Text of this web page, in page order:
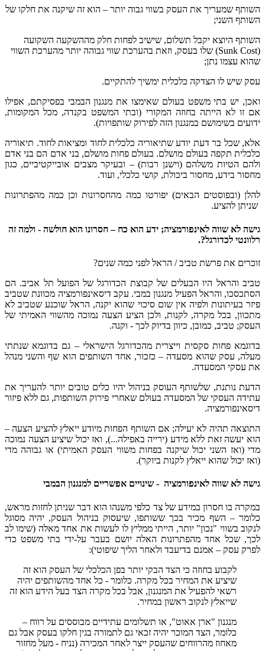
השותף שמעריך את העסק בשווי גבוה יותר – הוא זה שיקנה את חלקו של
השותף השני;
השותף היוצא יקבל תשלום, שישיב לפחות חלק מההשקעה השקועה
(Sunk Cost) שלו בעסק, וזאת בהערכת שווי גבוהה יותר מהערכת השווי
שהוא עצמו נתן;
עסק שיש לו הצדקה כלכלית ימשיך להתקיים.
ואכן, יש בתי משפט בעולם שאימצו את מנגנון הבמבי בפסיקתם, אפילו
אם זו לא הייתה בחוזה המקורי (ובתי המשפט בקנדה, מכל המקומות,
ידועים בשימושם במנגנון הזה לפירוק שותפויות).
אלא, שכל בר דעת יודע שתיאוריה כלכלית לחוד ומציאות לחוד. תיאוריה
כלכלית תקפה בעולם מושלם. בעולם פחות מושלם, בני אדם הם בני אדם
ולהם הטיות משלהם (וישנן רבות) – ובעיקר מצבים אובייקטיביים, כגון
מחסור בידע, מחסור ביכולת, קושי כלכלי, ועוד.
להלן (ובפוסטים הבאים) יפורטו כמה מהחסרונות וכן כמה מהפתרונות
שניתן להציע.
גישה לא שווה לאינפורמציה; ידע הוא כח – חסרונו הוא חולשה - ולמה זה
רלוונטי לכדורגל?.
זוכרים את פרשת טביב / הראל לפני כמה שנים?
טביב והראל היו הבעלים של קבוצת הכדורגל של הפועל תל אביב. הם
הסתכסכו, והראל הפעיל מנגנון במבי. עקב דיסאינפורמציה מכוונת שטביב
פיזר בעיתונות ולפיה אין שום סיכוי שהוא יקנה, הראל שוכנע שטביב לא
מתכוון, בכל מקרה, לקנות, ולכן הציע הצעה נמוכה מהשווי האמיתי של
העסק; טביב, כמובן, כיוון בדיוק לכך - וקנה.
בדוגמא פחות סקסית וייצרית מהכדורגל הישראלי – גם בדוגמא שנתתי
מעלה, עסק שהוא מסעדה – כזכור, אחד השותפים הוא שף והשני מנהל
את עסקי המסעדה.
הדעת נותנת, שלשותף העוסק בניהול יהיו כלים טובים יותר להעריך את
עתידה העסקי של המסעדה בעולם שאחרי פירוק השותפות, גם ללא פיזור
דיסאינפורמציה.
התוצאה תהיה לא יעילה; אם השותף הפחות מיודע ייאלץ להציע הצעה –
הוא יעשה זאת ללא מידע (ירייה באפילה...), ואז יכול שיציע הצעה נמוכה
מדי (ואז השני יכול שיקנה בפחות משווי העסק האמיתי) או גבוהה מדי
(ואז יכול שהוא ייאלץ לקנות ביוקר).
גישה לא שווה לאינפורמציה - שינויים אפשריים למנגנון הבמבי
במקרה בו חסרון במידע של צד כלפי משנהו הוא דבר שניתן לחזות מראש,
כלומר – השף מכיר בכך ששותפו, שיעסוק בניהול העסק, יהיה מסוגל
לנקוב בשווי "נכון" יותר, הייתי ממליץ לו לעשות את אחד מאלה (שימו לב
לכך, שכל אחד מהפתרונות האלה יושם בעבר על-ידי בתי משפט כדי
לפרק עסק – אמנם בדיעבד ולאחר הליך שיפוטי):
לקבוע בחוזה כי הצד הבקי יותר בפן הכלכלי של העסק הוא זה
שיציע את המחיר בכל מקרה. כלומר - כל אחד מהשותפים יהיה
רשאי להפעיל את המנגנון, אבל בכל מקרה הצד בעל הידע הוא זה
שייאלץ לנקוב ראשון במחיר.
מנגנון "ארן אאוט", או תשלומים עתידיים מבוססים על רווח –
כלומר, הצד המוכר יהיה זכאי גם לתמורה בגין חלקו בעסק אבל גם
מאחוז מהרווחים שהעסק ייצר לאחר המכירה (נניח - מעל מחזור